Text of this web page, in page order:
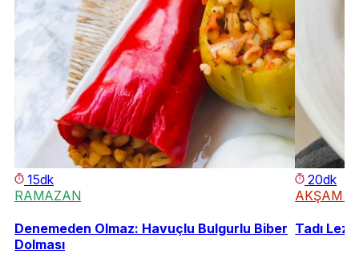
15dk
RAMAZAN
Denemeden Olmaz: Havuçlu Bulgurlu Biber
Dolması
20dk
AKŞAM
Tadı